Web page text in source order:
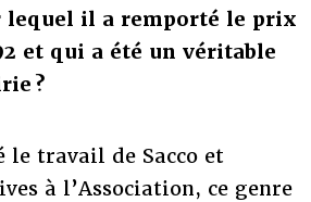
lequel il a remporté le prix
et qui a été un véritable
?
le travail de Sacco et
à l’Association, ce genre